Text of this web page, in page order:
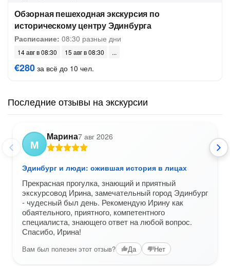
Обзорная пешеходная экскурсия по
историческому центру Эдинбурга
Расписание: 08:30 разные дни
14 авг в 08:30 15 авг в 08:30
€280 за всё до 10 чел.
Последние отзывы на экскурсии
М
Марина7 авг 2026
Эдинбург и люди: ожившая история в лицах
Прекрасная прогулка, знающий и приятный
экскурсовод Ирина, замечательный город Эдинбург
- чудесный был день. Рекомендую Ирину как
обаятельного, приятного, компетентного
специалиста, знающего ответ на любой вопрос.
Спасибо, Ирина!
Вам был полезен этот отзыв? Да Нет